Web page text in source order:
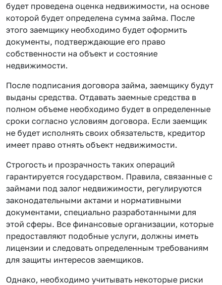
будет проведена оценка недвижимости, на основе
которой будет определена сумма займа. После
этого заемщику необходимо будет оформить
документы, подтверждающие его право
собственности на объект и состояние
недвижимости.
После подписания договора займа, заемщику будут
выданы средства. Отдавать заемные средства в
полном объеме необходимо будет в определенные
сроки согласно условиям договора. Если заемщик
не будет исполнять своих обязательств, кредитор
имеет право отнять объект недвижимости.
Строгость и прозрачность таких операций
гарантируется государством. Правила, связанные с
займами под залог недвижимости, регулируются
законодательными актами и нормативными
документами, специально разработанными для
этой сферы. Все финансовые организации, которые
предоставляют подобные услуги, должны иметь
лицензии и следовать определенным требованиям
для защиты интересов заемщиков.
Однако, необходимо учитывать некоторые риски